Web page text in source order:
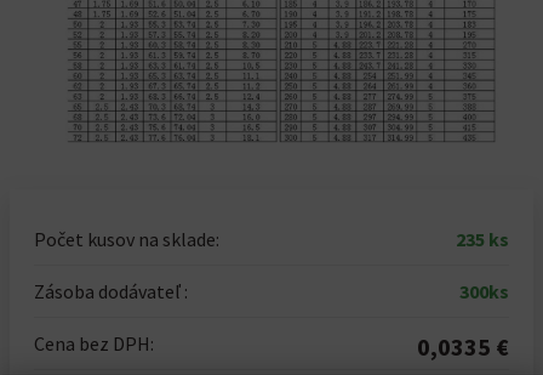
Počet kusov na sklade: 235 ks
Zásoba dodávateľ : 300ks
Cena bez DPH: 0,0335 €